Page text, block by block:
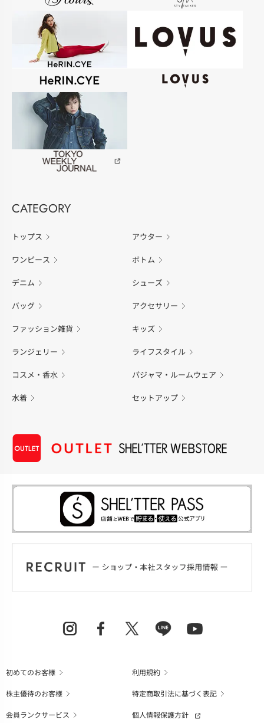
CATEGORY
トップス アウター
ワンピース ボトム
デニム シューズ
バッグ アクセサリー
ファッション雑貨 キッズ
ランジェリー ライフスタイル
コスメ・香水 パジャマ・ルームウェア
水着 セットアップ
初めてのお客様
利用規約
株主優待のお客様
特定商取引法に基づく表記
会員ランクサービス
個人情報保護方針